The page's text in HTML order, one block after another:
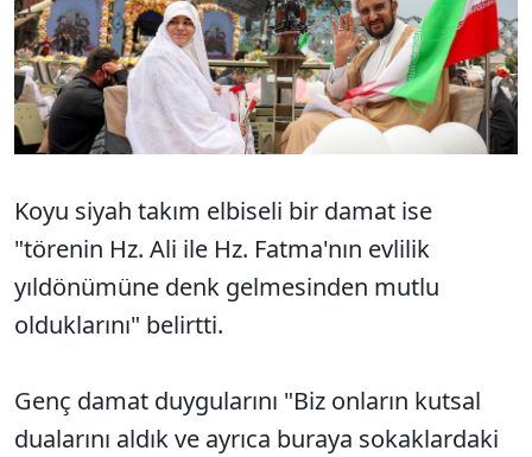
Koyu siyah takım elbiseli bir damat ise
"törenin Hz. Ali ile Hz. Fatma'nın evlilik
yıldönümüne denk gelmesinden mutlu
olduklarını" belirtti.
Genç damat duygularını "Biz onların kutsal
dualarını aldık ve ayrıca buraya sokaklardaki